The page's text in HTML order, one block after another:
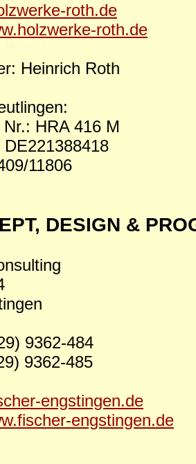
roth.de
roth.de
Heinrich Roth
HRA 416 M
11806
DESIGN &
9362-484
9362-485
engstingen.de
engstingen.de